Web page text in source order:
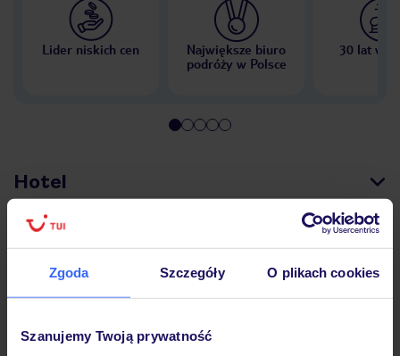
Zgoda Szczegóły O plikach cookies
Szanujemy Twoją prywatność
Lider niskich cen
Największe biuro
podróży w Polsce
30 lat w
Hotel
Opinie